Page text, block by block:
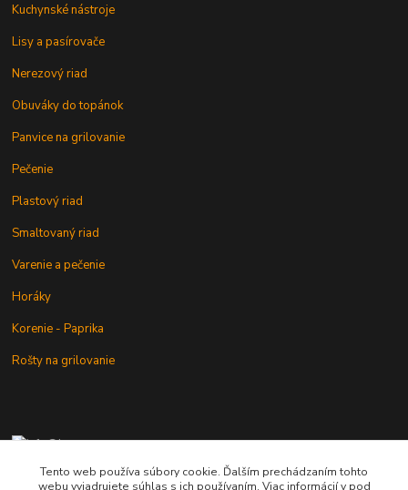
Kuchynské nástroje
Lisy a pasírovače
Nerezový riad
Obuváky do topánok
Panvice na grilovanie
Pečenie
Plastový riad
Smaltovaný riad
Varenie a pečenie
Horáky
Korenie - Paprika
Rošty na grilovanie
+421 902 212 007
od 8:00 - do 16:00 hod
Tento web používa súbory cookie. Ďalším prechádzaním tohto
webu vyjadrujete súhlas s ich používaním. Viac informácií v pod